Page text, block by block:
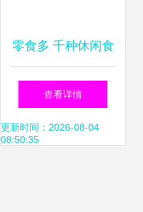
零食多 千种休闲食
品的全球之旅与加
盟商机
查看详情
更新时间：2026-08-04
08:50:35